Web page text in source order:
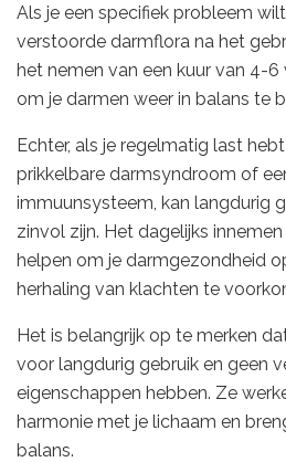
Als je een specifiek probleem
verstoorde darmflora na het
het nemen van een kuur van 4-
om je darmen weer in balans te
Echter, als je regelmatig last
prikkelbare darmsyndroom of
immuunsysteem, kan langdurig
zinvol zijn. Het dagelijks
helpen om je darmgezondheid
herhaling van klachten te
Het is belangrijk op te merken
voor langdurig gebruik en geen
eigenschappen hebben. Ze
harmonie met je lichaam en
balans.